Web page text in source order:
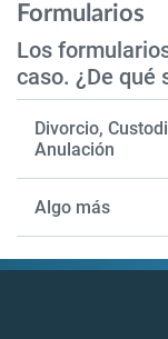
Formularios
Los
caso. ¿De qué
Divorcio,
Anulación
Algo más